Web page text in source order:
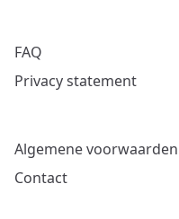
FAQ
Privacy statement
Algemene voorwaarden
Contact